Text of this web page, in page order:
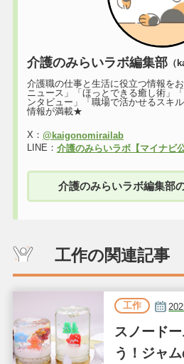
介護のみらいラボ編集部（
介護職の仕事と生活に役立つ情報を
ニュース」「ほっとできる癒し術」
ンタビュー」「職場で活かせるスキ
情報が満載★
X： @kaigonomirailab
LINE： 介護のみらいラボ【マイナビ公
介護のみらいラボ編集部
工作の関連記事
工作
スノード
う！ジャ